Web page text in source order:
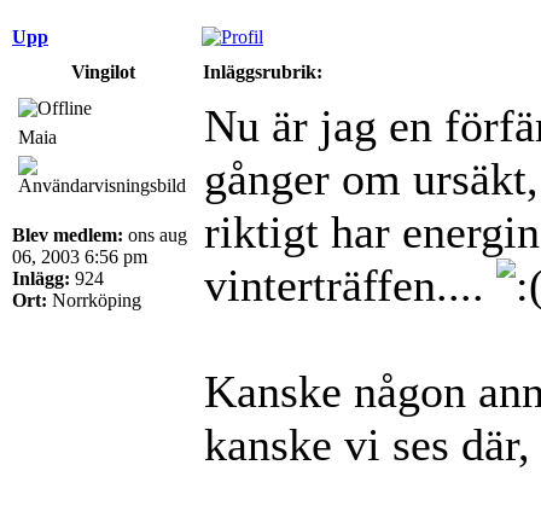
Upp
Vingilot
Inläggsrubrik:
Maia
Blev medlem: ons aug
06, 2003 6:56 pm
Inlägg: 924
Ort: Norrköping
Nu är jag en
gånger om
riktigt har
vinterträffen....
Kanske någon
kanske vi ses